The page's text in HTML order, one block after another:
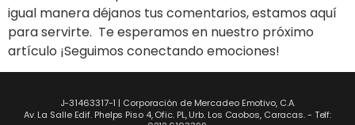
igual manera déjanos tus comentarios, estamos aquí
para servirte. Te esperamos en nuestro próximo
artículo ¡Seguimos conectando emociones!
J-31463317-1 | Corporación de Mercadeo Emotivo, C.A.
Av. La Salle Edif. Phelps Piso 4, Ofic. PL, Urb. Los Caobos, Caracas. - Telf: